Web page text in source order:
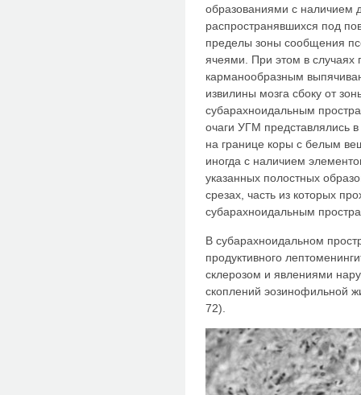
образованиями с наличием
распространявшихся под
пределы зоны сообщения
ячеями. При этом в случаях
карманообразным
извилины мозга сбоку от
субарахноидальным
очаги УГМ представлялись
на границе коры с белым
иногда с наличием
указанных полостных
срезах, часть из которых
субарахноидальным
В субарахноидальном
продуктивного
склерозом и явлениями
скоплений эозинофильной
72).